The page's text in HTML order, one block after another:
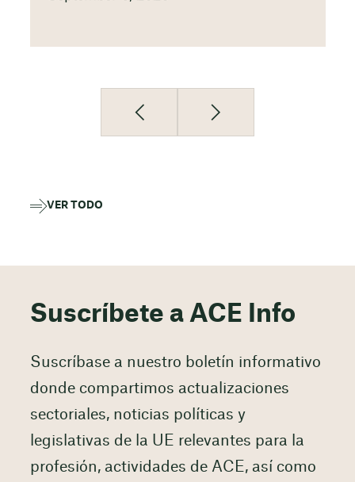
VER TODO
Suscríbete a ACE Info
Suscríbase a nuestro boletín informativo
donde compartimos actualizaciones
sectoriales, noticias políticas y
legislativas de la UE relevantes para la
profesión, actividades de ACE, así como